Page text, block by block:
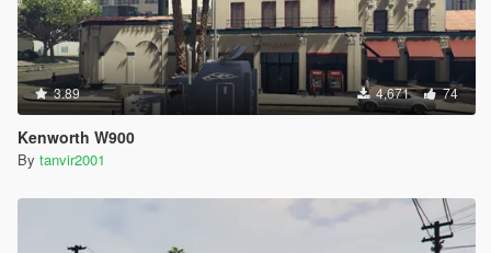
3.89 4,671 74
Kenworth W900
By tanvir2001